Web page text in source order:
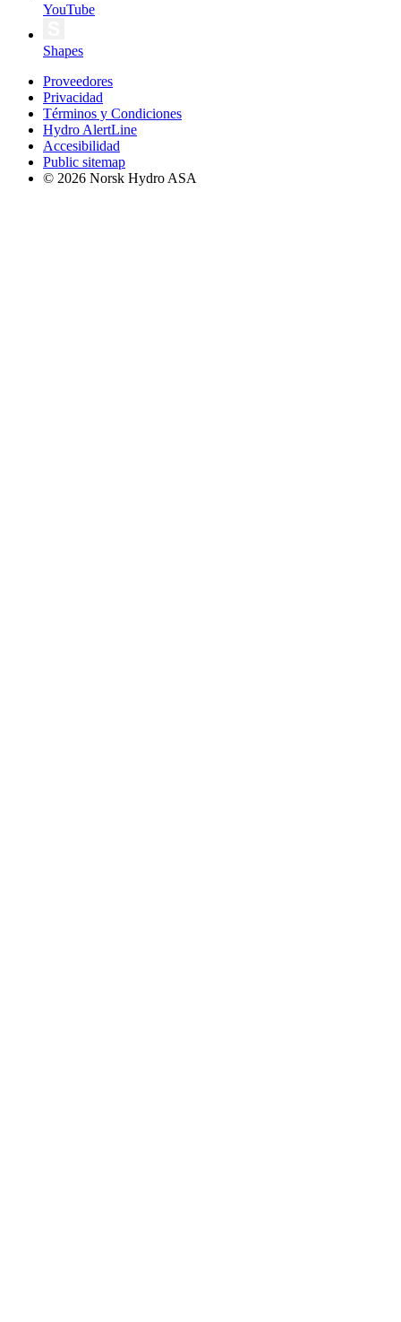
YouTube
Shapes
Proveedores
Privacidad
Términos y Condiciones
Hydro AlertLine
Accesibilidad
Public sitemap
© 2026 Norsk Hydro ASA